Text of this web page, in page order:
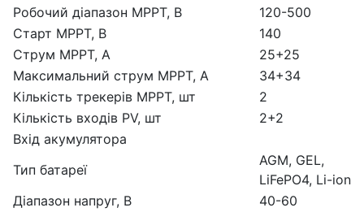
Робочий діапазон МРРТ, В
120-500
Старт МРРТ, В
140
Струм МРРТ, А
25+25
Максимальний струм МРРТ, А
34+34
Кількість трекерів МРРТ, шт
2
Кількість входів PV, шт
2+2
Вхід акумулятора
Тип батареї
AGM, GEL,
LiFePO4, Li-ion
Діапазон напруг, В
40-60